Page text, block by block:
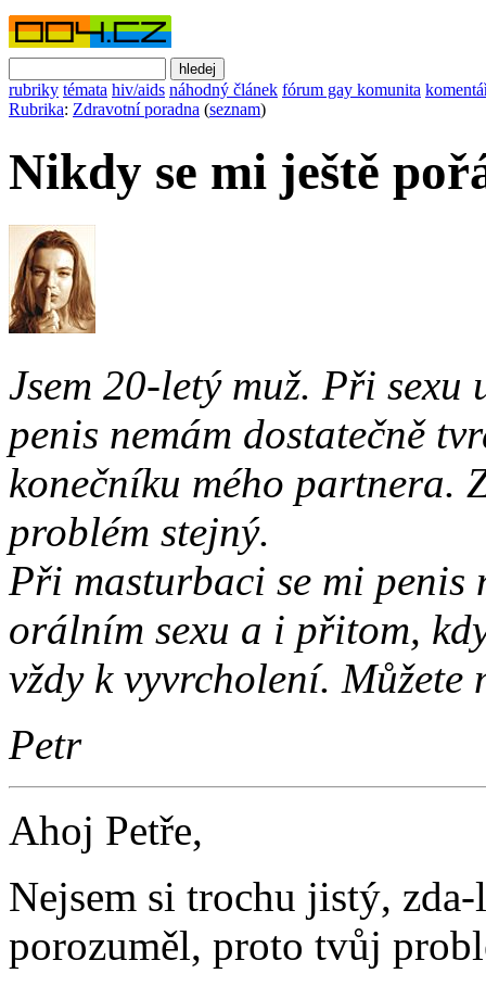
rubriky témata hiv/aids náhodný článek fórum gay komunita
Rubrika: Zdravotní poradna (seznam)
Nikdy se mi ještě
Jsem 20-letý muž. Při sexu
penis nemám dostatečně
konečníku mého partnera.
problém stejný.
Při masturbaci se mi penis
orálním sexu a i přitom,
vždy k vyvrcholení.
Petr
Ahoj Petře,
Nejsem si trochu jistý,
porozuměl, proto tvůj